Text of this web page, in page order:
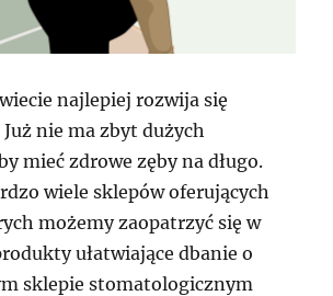
najlepiej rozwija się
nie ma zbyt dużych
mieć zdrowe zęby na długo.
wiele sklepów oferujących
możemy zaopatrzyć się w
ułatwiające dbanie o
sklepie stomatologicznym